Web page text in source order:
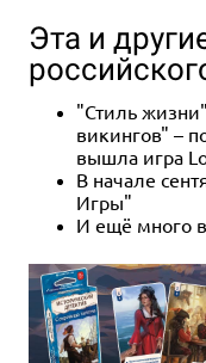
Эта и
"Стиль
викингов" –
вышла игра
В начале
Игры"
И ещё много